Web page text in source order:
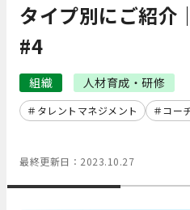
タイプ別にご紹介
#4
組織 人材育成・研修
タレントマネジメント コー
最終更新日： 2023.10.27